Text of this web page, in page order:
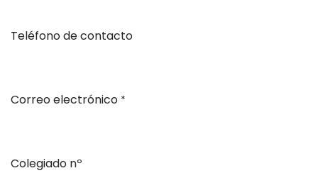
Teléfono de contacto
Correo electrónico *
Colegiado nº